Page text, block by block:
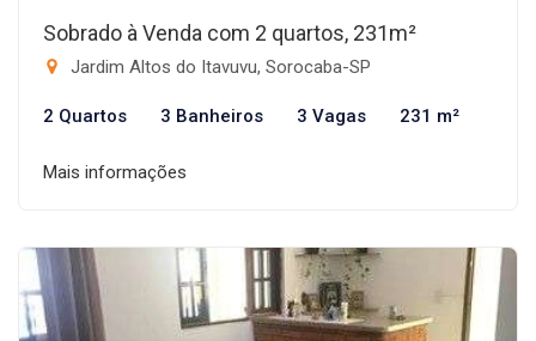
Sobrado à Venda com 2 quartos, 231m²
Jardim Altos do Itavuvu, Sorocaba-SP
2 Quartos 3 Banheiros 3 Vagas 231 m²
Mais informações